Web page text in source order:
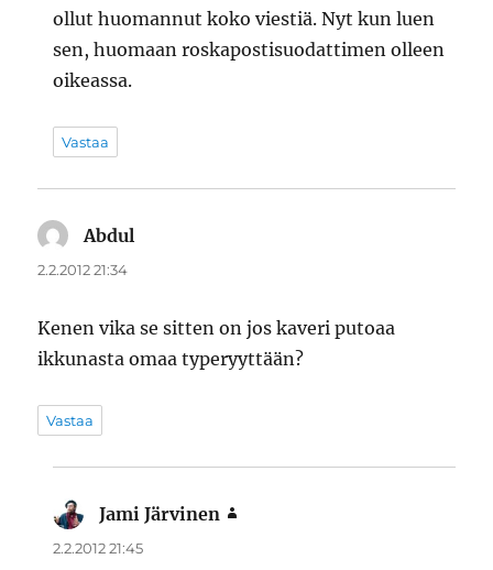
ollut huomannut koko viestiä. Nyt kun luen
sen, huomaan roskapostisuodattimen olleen
oikeassa.
Vastaa
Abdul
2.2.2012 21:34
Kenen vika se sitten on jos kaveri putoaa
ikkunasta omaa typeryyttään?
Vastaa
Jami Järvinen
2.2.2012 21:45